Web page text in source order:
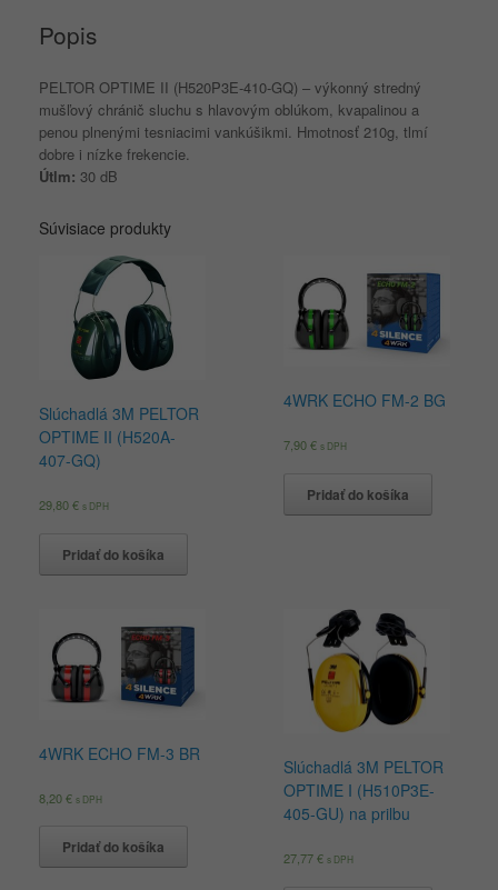
Popis
PELTOR OPTIME II (H520P3E-410-GQ) – výkonný stredný
mušľový chránič sluchu s hlavovým oblúkom, kvapalinou a
penou plnenými tesniacimi vankúšikmi. Hmotnosť 210g, tlmí
dobre i nízke frekencie.
Útlm: 30 dB
Súvisiace produkty
Slúchadlá 3M PELTOR
OPTIME II (H520A-
407-GQ)
29,80€ s DPH
Pridať do košíka
4WRK ECHO FM-2 BG
7,90€ s DPH
Pridať do košíka
4WRK ECHO FM-3 BR
8,20€ s DPH
Pridať do košíka
Slúchadlá 3M PELTOR
OPTIME I (H510P3E-
405-GU) na prilbu
27,77€ s DPH